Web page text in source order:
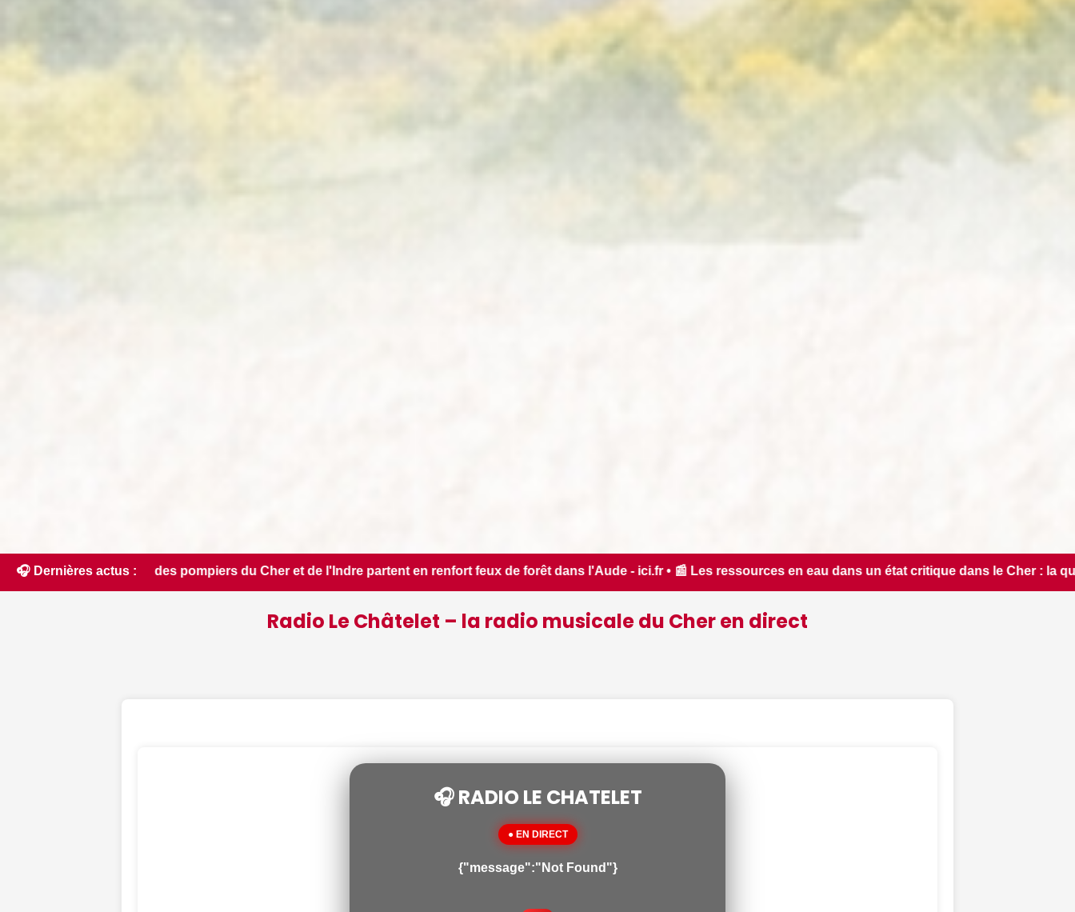
🎧 Dernières actus :
de l'Indre partent en renfort feux de forêt dans l'Aude - ici.fr • 📰 Les ressources en eau dans un état critique dans le Cher : la quasi-totalité du département placée en
Radio Le Châtelet – la radio musicale du Cher en direct
🎧 RADIO LE CHATELET
● EN DIRECT
{"message":"Not Found"}